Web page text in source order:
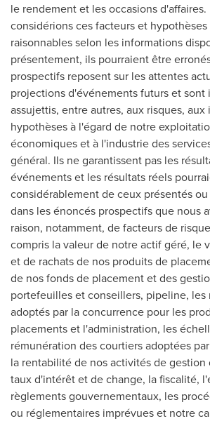
le rendement et les occasions
considérions ces facteurs et
raisonnables selon les informations
présentement, ils pourraient être
prospectifs reposent sur les attentes
projections d'événements futurs et
assujettis, entre autres, aux risques,
hypothèses à l'égard de notre
économiques et à l'industrie des
général. Ils ne garantissent pas les
événements et les résultats réels
considérablement de ceux présentés
dans les énoncés prospectifs que nous
raison, notamment, de facteurs de
compris la valeur de notre actif géré, le
et de rachats de nos produits de
de nos fonds de placement et des
portefeuilles et conseillers, pipeline, les
adoptés par la concurrence pour les
placements et l'administration, les
rémunération des courtiers adoptées
la rentabilité de nos activités de gestion
taux d'intérêt et de change, la fiscalité,
règlements gouvernementaux, les
ou réglementaires imprévues et notre